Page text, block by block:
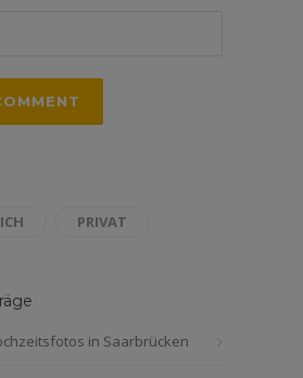
PRIVAT
in Saarbrücken